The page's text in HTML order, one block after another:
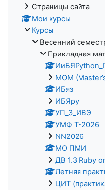
Страницы сайта
Мои курсы
Курсы
Весенний
Прикладная
MOM
ИБяз
ИБЯpy
УП_3_ИВЭ
УМФ Т-2026
NN2026
МО ПМИ
ДВ 1.3 Ruby
Летняя
ЦИТ